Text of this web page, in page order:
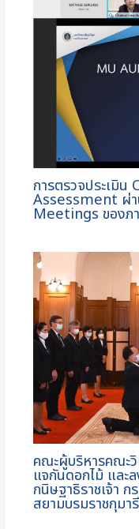
การตรวจประเมิ
Assessment ผ่
Meetings ของภ
คณะผู้บริหารคณะวิ
แจกันดอกไม้ และ
กนิษฐาธิราชเจ้า
สยามบรมราชกุมารี